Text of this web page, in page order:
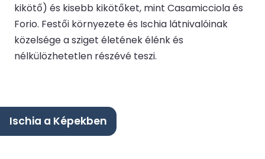
kikötő) és kisebb kikötőket, mint Casamicciola és
Forio. Festői környezete és Ischia látnivalóinak
közelsége a sziget életének élénk és
nélkülözhetetlen részévé teszi.
Ischia a Képekben